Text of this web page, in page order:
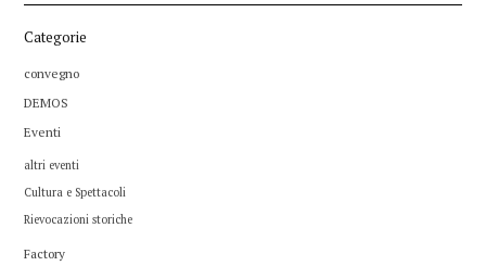
Categorie
convegno
DEMOS
Eventi
altri eventi
Cultura e Spettacoli
Rievocazioni storiche
Factory